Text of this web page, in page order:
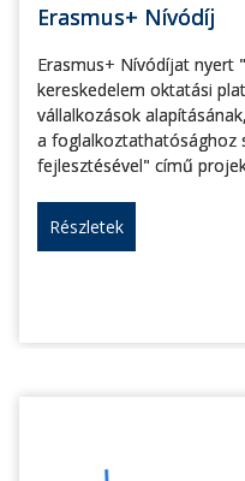
Erasmus+ Nívódíj
Erasmus+ Nívódíjat nyert
kereskedelem oktatási
vállalkozások
a foglalkoztathatósághoz
fejlesztésével" című
Részletek